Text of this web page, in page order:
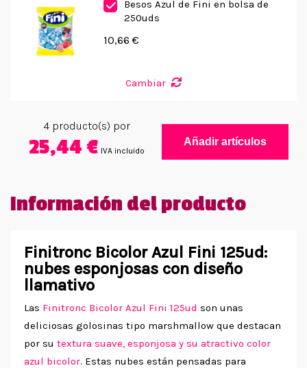
Besos Azul de Fini en bolsa de
250uds
10,66 €
Cambiar
4producto(s) por
25,44 € IVA incluido
Añadir artículos
Información del producto
Finitronc Bicolor Azul Fini 125ud:
nubes esponjosas con diseño
llamativo
Las Finitronc Bicolor Azul Fini 125ud son unas
deliciosas golosinas tipo marshmallow que destacan
por su textura suave, esponjosa y su atractivo color
azul bicolor. Estas nubes están pensadas para